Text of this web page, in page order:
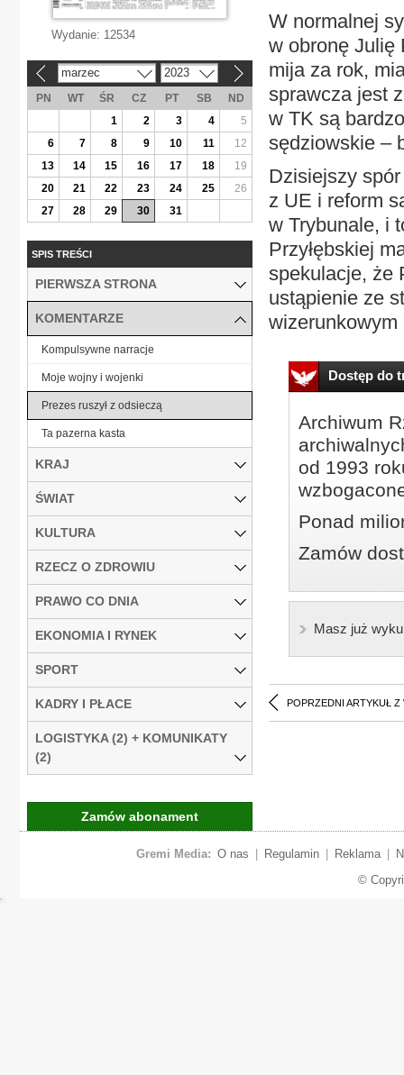
W normalnej
w obronę Julię
mija za rok,
sprawcza jest
w TK są
sędziowskie –
Dzisiejszy
z UE i reform
w Trybunale, i
Przyłębskiej
spekulacje, że
ustąpienie ze
Dostęp do
Archiwum
od 1993
Ponad
Zamów
Masz już
POPRZEDNI ARTYKUŁ Z
Wydanie: 12534
marzec 2023
PN WT ŚR CZ PT SB
ND
1
2 3 4
5
6
7 8 9 10 11
12
13
14 15 16 17 18
19
20
21 22 23 24 25
26
27
28 29 30 31
SPIS TREŚCI
PIERWSZA STRONA
KOMENTARZE
Kompulsywne narracje
Moje wojny i wojenki
Prezes ruszył z odsieczą
Ta pazerna kasta
KRAJ
ŚWIAT
KULTURA
RZECZ O ZDROWIU
PRAWO CO DNIA
EKONOMIA I RYNEK
SPORT
KADRY I PŁACE
LOGISTYKA (2) + KOMUNIKATY
(2)
Zamów abonament
Gremi Media: O nas Regulamin Reklama
©